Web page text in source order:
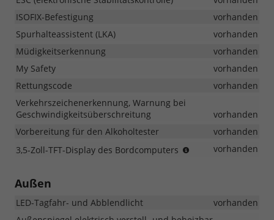
ISOFIX-Befestigung
vorhanden
Spurhalteassistent (LKA)
vorhanden
Müdigkeitserkennung
vorhanden
My Safety
vorhanden
Rettungscode
vorhanden
Verkehrszeichenerkennung, Warnung bei
Geschwindigkeitsüberschreitung
vorhanden
Vorbereitung für den Alkoholtester
vorhanden
3,5-Zoll-TFT-Display des Bordcomputers
vorhanden
Außen
LED-Tagfahr- und Abblendlicht
vorhanden